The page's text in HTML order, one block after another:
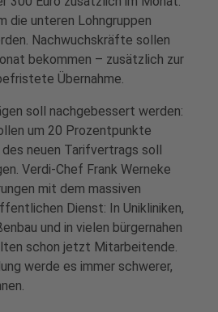
die unteren Lohngruppen
Nachwuchskräfte sollen
bekommen – zusätzlich zur
Übernahme.
soll nachgebessert werden:
um 20 Prozentpunkte
neuen Tarifvertrags soll
Verdi-Chef Frank Werneke
mit dem massiven
Dienst: In Unikliniken,
und in vielen bürgernahen
schon jetzt Mitarbeitende.
werde es immer schwerer,